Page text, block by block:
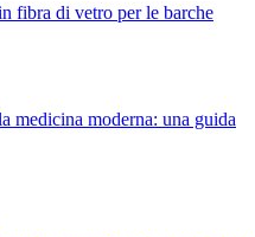
fibra di vetro per le barche
medicina moderna: una guida